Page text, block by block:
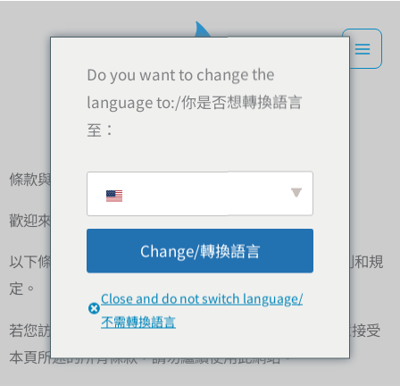
條款與細則
歡迎來到東歐嚴選！
以下條款概述了使用東歐嚴選網站（kefir.link）的規則和規
定。
若您訪問本網站，代表您接受以下條款。如果您不同意接受
本頁所述的所有條款，請勿繼續使用此網站。
Do you want to change the
language to:/你是否想轉換語言
至：
Change/轉換語言
Close and do not switch language/
不需轉換語言